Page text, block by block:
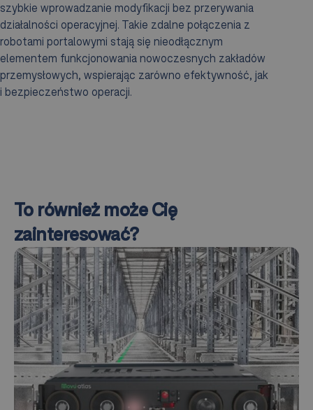
szybkie wprowadzanie modyfikacji bez przerywania
działalności operacyjnej. Takie zdalne połączenia z
robotami portalowymi stają się nieodłącznym
elementem funkcjonowania nowoczesnych zakładów
przemysłowych, wspierając zarówno efektywność, jak
i bezpieczeństwo operacji.
To również może Cię
zainteresować?